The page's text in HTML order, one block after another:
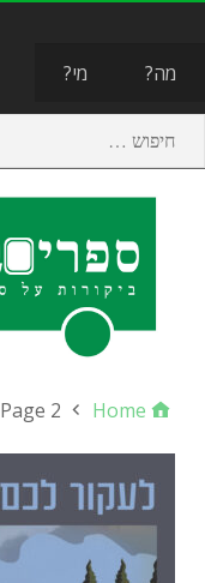
מה? מי?
Home
Page 2